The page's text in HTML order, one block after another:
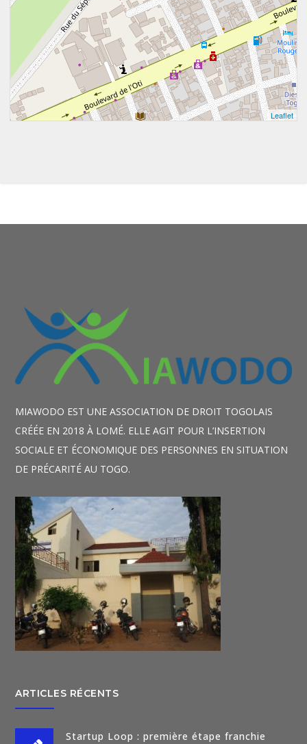
Leaflet
MIAWODO EST UNE ASSOCIATION DE DROIT TOGOLAIS
CRÉÉE EN 2018 À LOMÉ. ELLE AGIT POUR L’INSERTION
SOCIALE ET ÉCONOMIQUE DES PERSONNES EN SITUATION
DE PRÉCARITÉ AU TOGO.
ARTICLES RÉCENTS
Startup Loop : première étape franchie